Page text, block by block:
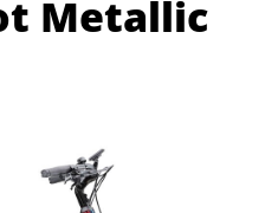
Metallic